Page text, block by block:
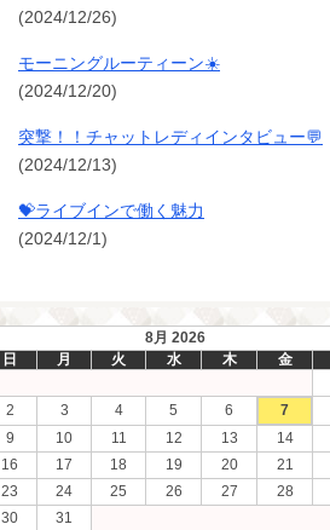
(2024/12/26)
モーニングルーティーン☀️
(2024/12/20)
突撃！！チャットレディインタビュー💬
(2024/12/13)
💝ライブインで働く魅力
(2024/12/1)
8月 2026
日
月 火 水 木 金
2 3 4 5 6
7
9
10 11 12 13
14
16
17 18 19 20
21
23
24 25 26 27
28
30
31